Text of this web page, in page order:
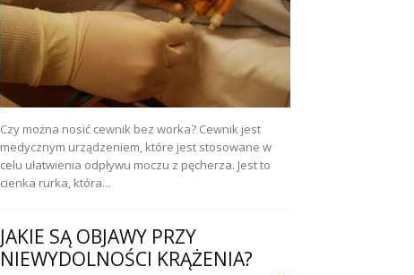
Czy można nosić cewnik bez worka? Cewnik jest
medycznym urządzeniem, które jest stosowane w
celu ułatwienia odpływu moczu z pęcherza. Jest to
cienka rurka, która...
JAKIE SĄ OBJAWY PRZY
NIEWYDOLNOŚCI KRĄŻENIA?